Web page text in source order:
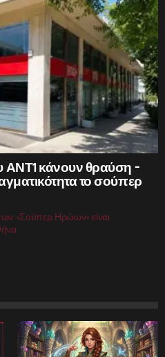
ΑΝΤ1 κάνουν θραύση –
το σούπερ
«Σούπερ Ηρώων» είναι